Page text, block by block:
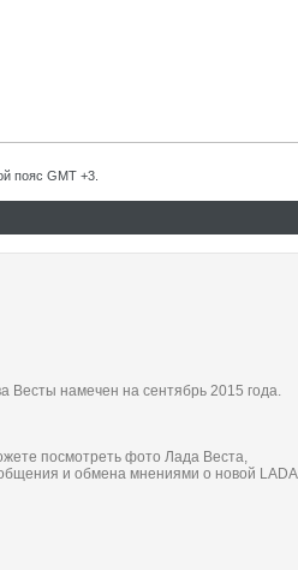
пояс GMT +3.
Весты намечен на сентябрь 2015 года.
посмотреть фото Лада Веста,
и обмена мнениями о новой LADA